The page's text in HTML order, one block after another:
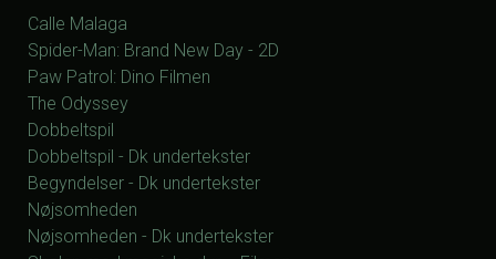
Calle Malaga
Spider-Man: Brand New Day - 2D
Paw Patrol: Dino Filmen
The Odyssey
Dobbeltspil
Dobbeltspil - Dk undertekster
Begyndelser - Dk undertekster
Nøjsomheden
Nøjsomheden - Dk undertekster